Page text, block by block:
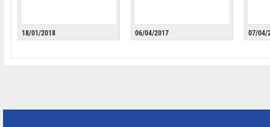
18/01/2018 06/04/2017 07/04/